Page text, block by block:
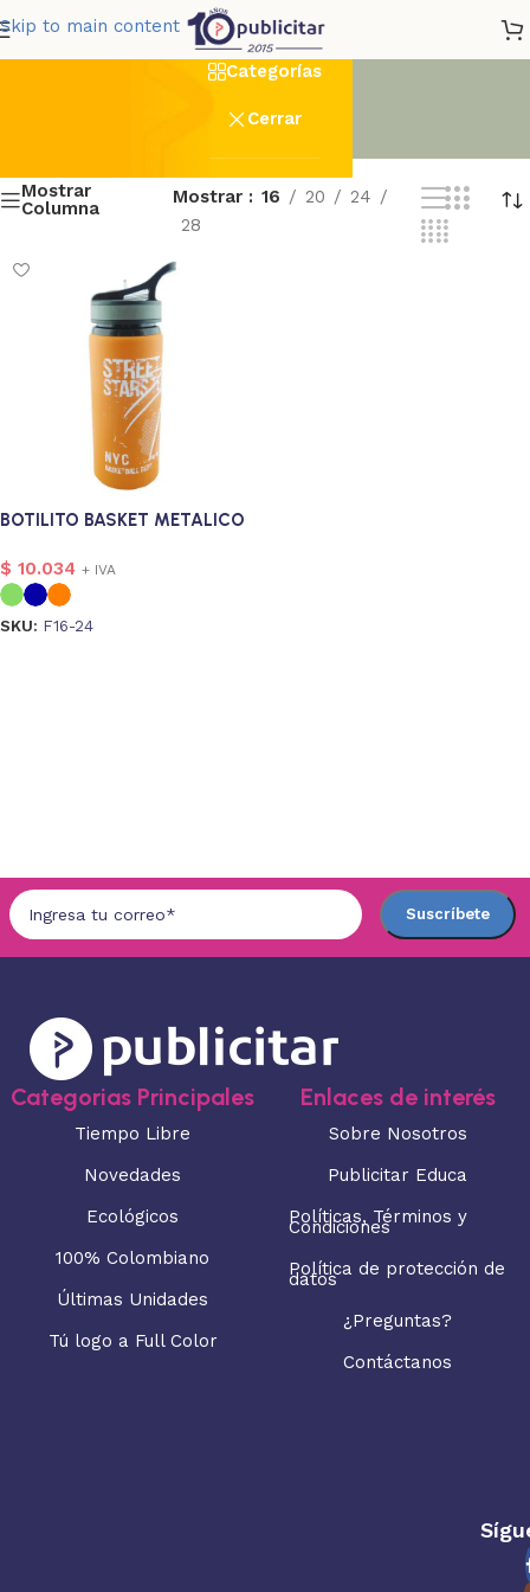
Skip to main contentbasketbol
Categorías
Cerrar
Mostrar
Columna
Mostrar 16 20
24
28
BOTILITO BASKET METALICO
$ 10.034 + IVA
SKU: F16-24
Categorias Principales
Tiempo Libre
Novedades
Ecológicos
100% Colombiano
Últimas Unidades
Tú logo a Full Color
Enlaces de interés
Sobre Nosotros
Publicitar Educa
Políticas, Términos y
Condiciones
Política de protección de
datos
¿Preguntas?
Contáctanos